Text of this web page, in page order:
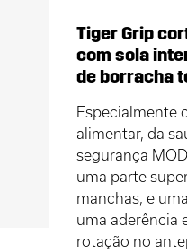
Tiger Grip
com sola
de borracha
Especialmente
alimentar, da
segurança
uma parte
manchas, e
uma aderência
rotação no